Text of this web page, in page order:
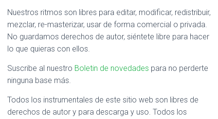
Nuestros ritmos son libres para editar, modificar, redistribuir,
mezclar, re-masterizar, usar de forma comercial o privada.
No guardamos derechos de autor, siéntete libre para hacer
lo que quieras con ellos.
Suscribe al nuestro Boletin de novedades para no perderte
ninguna base más.
Todos los instrumentales de este sitio web son libres de
derechos de autor y para descarga y uso. Todos los